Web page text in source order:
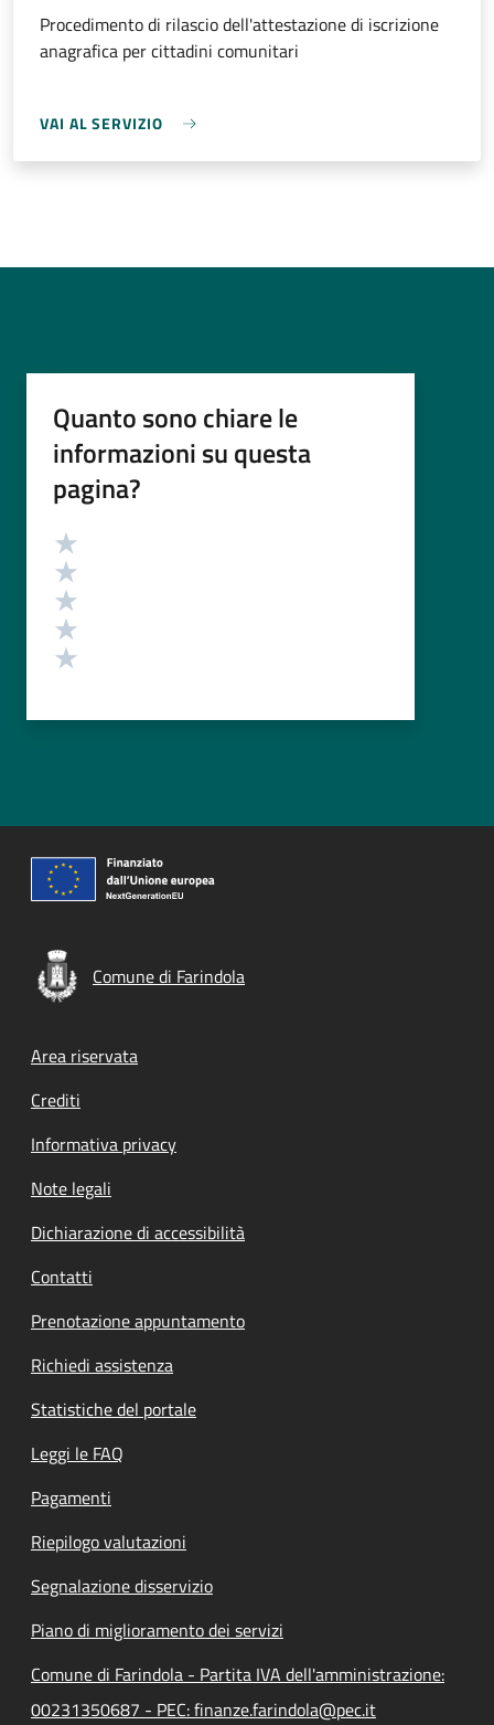
Procedimento di rilascio dell'attestazione di iscrizione
anagrafica per cittadini comunitari
VAI AL SERVIZIO
Quanto sono chiare le
informazioni su questa
pagina?
Valutazione
Comune di Farindola
Footer menu
Area riservata
Crediti
Informativa privacy
Note legali
Dichiarazione di accessibilità
Contatti
Prenotazione appuntamento
Richiedi assistenza
Statistiche del portale
Leggi le FAQ
Pagamenti
Riepilogo valutazioni
Segnalazione disservizio
Piano di miglioramento dei servizi
Comune di Farindola - Partita IVA dell'amministrazione:
00231350687 - PEC: finanze.farindola@pec.it